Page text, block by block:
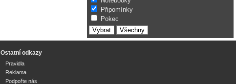
Připomínky
Pokec
Ostatní odkazy
Pravidla
Reklama
Podpořte nás